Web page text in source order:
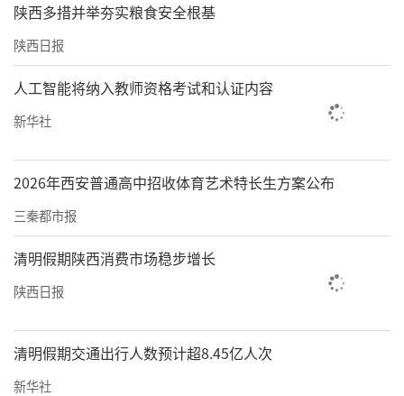
陕西多措并举夯实粮食安全根基
陕西日报
人工智能将纳入教师资格考试和认证内容
新华社
2026年西安普通高中招收体育艺术特长生方案公布
三秦都市报
清明假期陕西消费市场稳步增长
陕西日报
清明假期交通出行人数预计超8.45亿人次
新华社